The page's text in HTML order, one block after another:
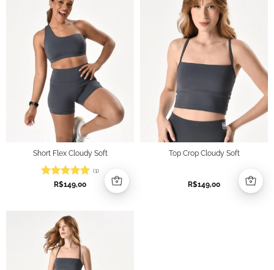
Short Flex Cloudy Soft
Avaliação5
(1)
R$149,00
Top Crop Cloudy Soft
R$149,00